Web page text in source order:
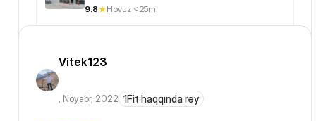
9.8 Hovuz <25m
Vitek123
, Noyabr, 2022 1Fit haqqında rəy